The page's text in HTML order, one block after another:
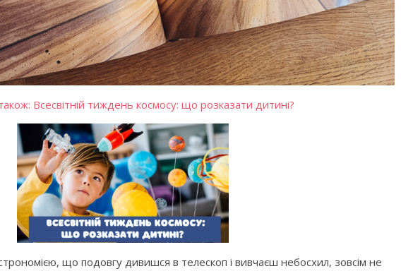
Всесвітній тиждень космосу: що розказати дитині?
що подовгу дивишся в телескоп і вивчаєш небосхил, зовсім не
Книга «Як любити дитину»
Корчак Януш
Що почитати дитині на ніч:
книжок для сну